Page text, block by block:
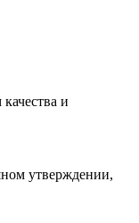
и
утверждении,